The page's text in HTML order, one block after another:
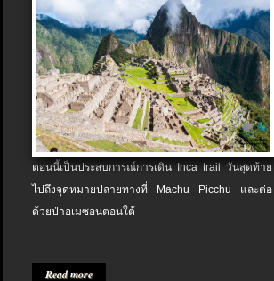
ตอนนี้เป็นประสบการณ์การเดิน Inca trail วันสุดท้าย
ไปถึงจุดหมายปลายทางที่ Machu Picchu และต่อ
ด้วยป่าอเมซอนตอนใต้
Read more